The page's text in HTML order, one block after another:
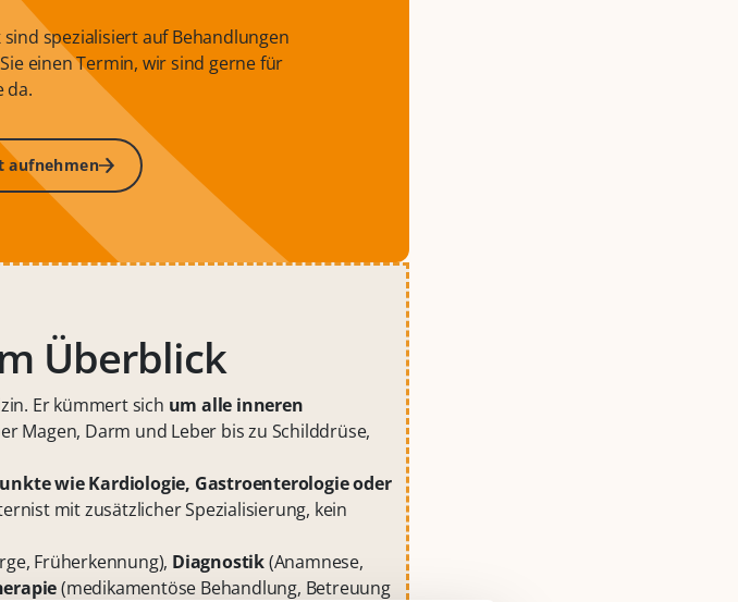
sind spezialisiert auf Behandlungen
einen Termin, wir sind gerne für
da.
aufnehmen
Überblick
Er kümmert sich um alle inneren
Magen, Darm und Leber bis zu Schilddrüse,
wie Kardiologie, Gastroenterologie oder
mit zusätzlicher Spezialisierung, kein
Früherkennung), Diagnostik(Anamnese,
(medikamentöse Behandlung, Betreuung